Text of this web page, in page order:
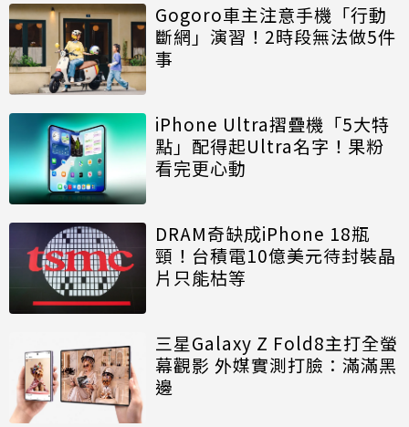
Gogoro車主注意手機「行動
斷網」演習！2時段無法做5件
事
iPhone Ultra摺疊機「5大特
點」配得起Ultra名字！果粉
看完更心動
DRAM奇缺成iPhone 18瓶
頸！台積電10億美元待封裝晶
片只能枯等
三星Galaxy Z Fold8主打全螢
幕觀影 外媒實測打臉：滿滿黑
邊